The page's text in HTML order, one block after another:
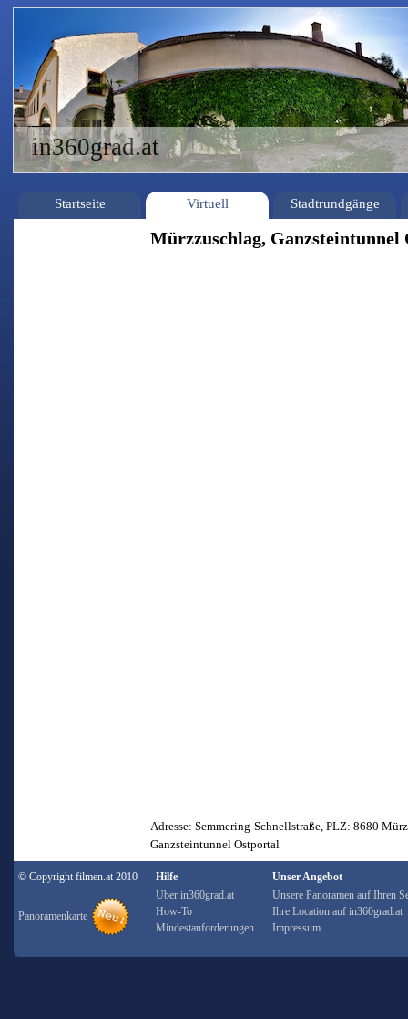
in360grad.at
Startseite Virtuell Stadtrundgänge
Mürzzuschlag, Ganzsteintunnel
Adresse: Semmering-Schnellstraße, PLZ: 8680
Ganzsteintunnel Ostportal
© Copyright filmen.at 2010
Panoramenkarte
Hilfe
Über in360grad.at
How-To
Mindestanforderungen
Unser Angebot
Unsere Panoramen auf Ihren
Ihre Location auf in360grad.at
Impressum